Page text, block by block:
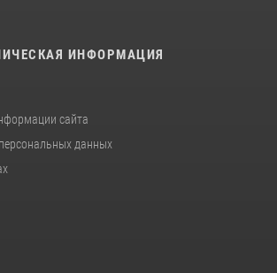
ИНФОРМАЦИЯ
сайта
данных